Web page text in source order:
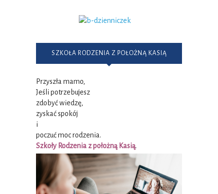
SZKOŁA RODZENIA Z POŁOŻNĄ KASIĄ
Przyszła mamo,
Jeśli potrzebujesz
zdobyć wiedzę,
zyskać spokój
i
poczuć moc rodzenia.
Szkoły Rodzenia z położną Kasią.